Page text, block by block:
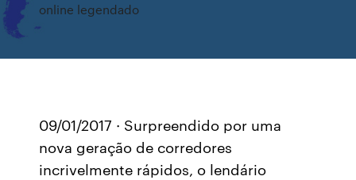
online legendado
09/01/2017 · Surpreendido por uma
nova geração de corredores
incrivelmente rápidos, o lendário